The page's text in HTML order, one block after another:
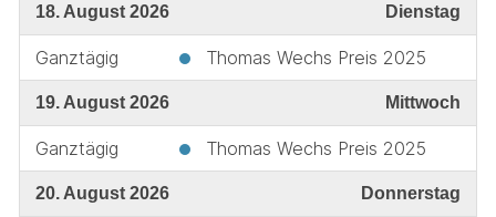
18. August 2026 Dienstag
Ganztägig Thomas Wechs Preis 2025
19. August 2026 Mittwoch
Ganztägig Thomas Wechs Preis 2025
20. August 2026 Donnerstag